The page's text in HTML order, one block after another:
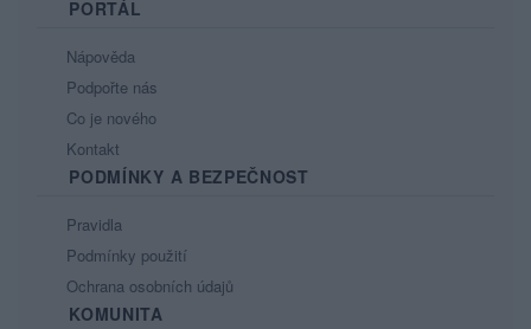
PORTÁL
Nápověda
Podpořte nás
Co je nového
Kontakt
PODMÍNKY A BEZPEČNOST
Pravidla
Podmínky použití
Ochrana osobních údajů
KOMUNITA